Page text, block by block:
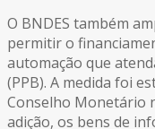
O BNDES também
permitir o
automação que
(PPB). A medida foi
Conselho Monetário
adição, os bens de